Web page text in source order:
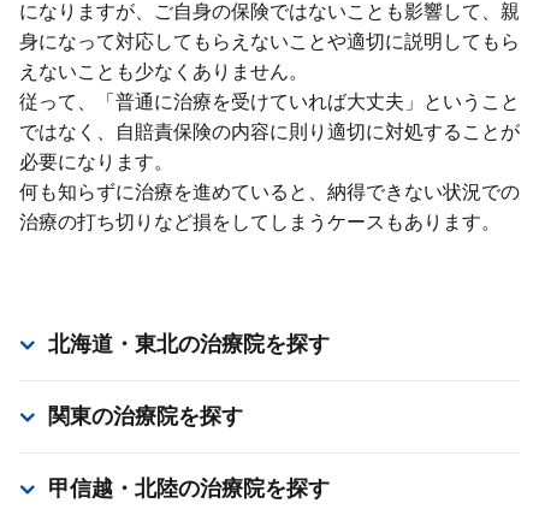
になりますが、ご⾃⾝の保険ではないことも影響して、親
⾝になって対応してもらえないことや適切に説明してもら
えないことも少なくありません。
従って、「普通に治療を受けていれば⼤丈夫」ということ
ではなく、⾃賠責保険の内容に則り適切に対処することが
必要になります。
何も知らずに治療を進めていると、納得できない状況での
治療の打ち切りなど損をしてしまうケースもあります。
北海道・東北の治療院を探す
関東の治療院を探す
甲信越・北陸の治療院を探す